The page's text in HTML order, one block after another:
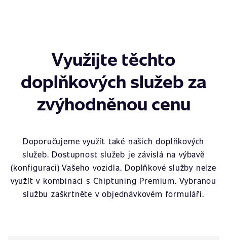
Využijte těchto
doplňkových služeb za
zvýhodněnou cenu
Doporučujeme využít také našich doplňkových
služeb. Dostupnost služeb je závislá na výbavě
(konfiguraci) Vašeho vozidla. Doplňkové služby nelze
využít v kombinaci s Chiptuning Premium. Vybranou
službu zaškrtněte v objednávkovém formuláři.